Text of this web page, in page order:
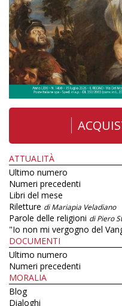
ATTUALITÀ
Ultimo numero
Numeri precedenti
Libri del mese
Riletture di Mariapia Veladiano
Parole delle religioni di Piero
"Io non mi vergogno del
DOCUMENTI
Ultimo numero
Numeri precedenti
MORALIA
Blog
Dialoghi